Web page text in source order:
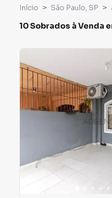
Início São Paulo, SP
10 Sobrados à Venda